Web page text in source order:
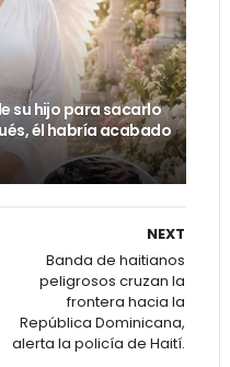
su hijo para sacarlo
él habría acabado
NEXT
Banda de haitianos
peligrosos cruzan la
frontera hacia la
República Dominicana,
alerta la policía de Haití.